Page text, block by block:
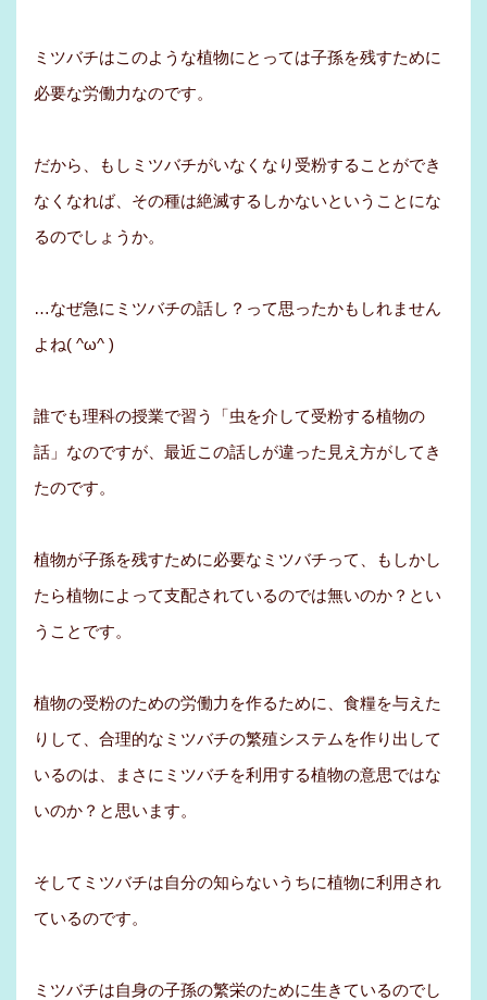
ミツバチはこのような植物にとっては子孫を残すために
必要な労働力なのです。
だから、もしミツバチがいなくなり受粉することができ
なくなれば、その種は絶滅するしかないということにな
るのでしょうか。
…なぜ急にミツバチの話し？って思ったかもしれません
よね( ^ω^ )
誰でも理科の授業で習う「虫を介して受粉する植物の
話」なのですが、最近この話しが違った見え方がしてき
たのです。
植物が子孫を残すために必要なミツバチって、もしかし
たら植物によって支配されているのでは無いのか？とい
うことです。
植物の受粉のための労働力を作るために、食糧を与えた
りして、合理的なミツバチの繁殖システムを作り出して
いるのは、まさにミツバチを利用する植物の意思ではな
いのか？と思います。
そしてミツバチは自分の知らないうちに植物に利用され
ているのです。
ミツバチは自身の子孫の繁栄のために生きているのでし